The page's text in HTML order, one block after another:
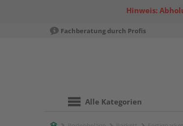
Hinweis:
Fachberatung durch Profis
Alle Kategorien